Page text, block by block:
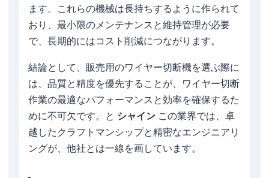
ます。これらの機械は長持ちするように作られて
おり、最小限のメンテナンスと維持管理が必要
で、長期的にはコスト削減につながります。
結論として、販売用のワイヤー切断機を選ぶ際に
は、品質と精度を優先することが、ワイヤー切断
作業の最適なパフォーマンスと効率を確保するた
めに不可欠です。と シャイン この業界では、卓
越したクラフトマンシップと精密なエンジニアリ
ングが、他社とは一線を画しています。